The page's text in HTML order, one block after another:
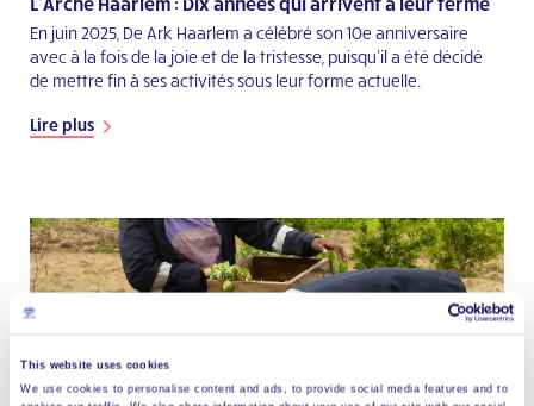
This website uses cookies
We use cookies to personalise content and ads, to provide social media features and to
En juin 2025, De Ark Haarlem a célébré son 10e anniversaire
avec à la fois de la joie et de la tristesse, puisqu’il a été décidé
de mettre fin à ses activités sous leur forme actuelle.
Lire plus